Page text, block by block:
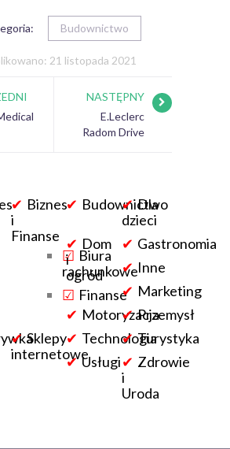
Budownictwo
21 listopada 2021
NASTĘPNY
E.Leclerc
Radom Drive
Biznes
i
Finanse
Biura
rachunkowe
Finanse
Budownictwo
Dla
dzieci
Dom
i
ogród
Gastronomia
Inne
Marketing
MotoryzacjaPrzemysł
Sklepy
internetowe
TechnologiaTurystyka
Usługi
Zdrowie
i
Uroda